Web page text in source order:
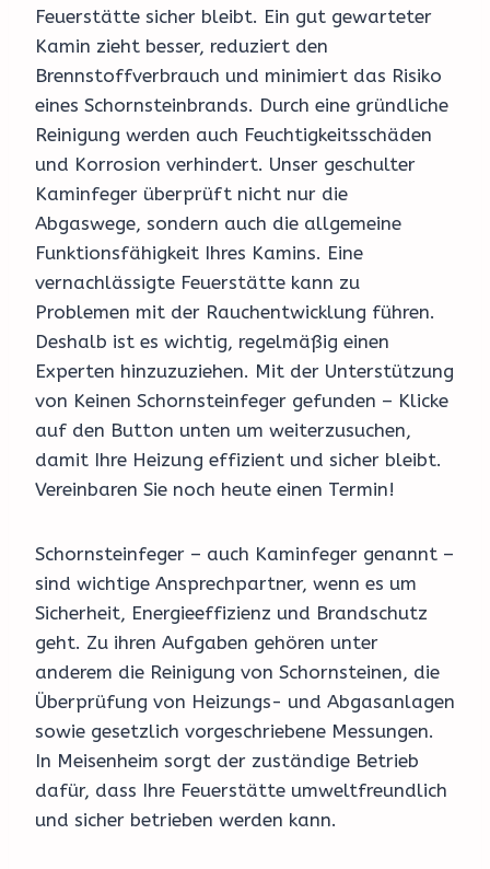
Feuerstätte sicher bleibt. Ein gut gewarteter
Kamin zieht besser, reduziert den
Brennstoffverbrauch und minimiert das Risiko
eines Schornsteinbrands. Durch eine gründliche
Reinigung werden auch Feuchtigkeitsschäden
und Korrosion verhindert. Unser geschulter
Kaminfeger überprüft nicht nur die
Abgaswege, sondern auch die allgemeine
Funktionsfähigkeit Ihres Kamins. Eine
vernachlässigte Feuerstätte kann zu
Problemen mit der Rauchentwicklung führen.
Deshalb ist es wichtig, regelmäßig einen
Experten hinzuzuziehen. Mit der Unterstützung
von Keinen Schornsteinfeger gefunden – Klicke
auf den Button unten um weiterzusuchen,
damit Ihre Heizung effizient und sicher bleibt.
Vereinbaren Sie noch heute einen Termin!
Schornsteinfeger – auch Kaminfeger genannt –
sind wichtige Ansprechpartner, wenn es um
Sicherheit, Energieeffizienz und Brandschutz
geht. Zu ihren Aufgaben gehören unter
anderem die Reinigung von Schornsteinen, die
Überprüfung von Heizungs- und Abgasanlagen
sowie gesetzlich vorgeschriebene Messungen.
In Meisenheim sorgt der zuständige Betrieb
dafür, dass Ihre Feuerstätte umweltfreundlich
und sicher betrieben werden kann.